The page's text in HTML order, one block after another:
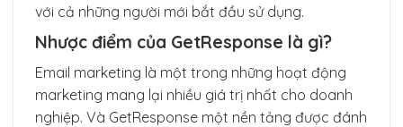
với cả những người mới bắt đầu sử dụng.
Nhược điểm của GetResponse là gì?
Email marketing là một trong những hoạt động
marketing mang lại nhiều giá trị nhất cho doanh
nghiệp. Và GetResponse một nền tảng được đánh